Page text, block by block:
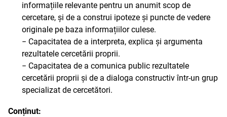
informațiile relevante pentru un anumit scop de
cercetare, și de a construi ipoteze și puncte de vedere
originale pe baza informațiilor culese.
− Capacitatea de a interpreta, explica și argumenta
rezultatele cercetării proprii.
− Capacitatea de a comunica public rezultatele
cercetării proprii și de a dialoga constructiv într-un grup
specializat de cercetători.
Conținut: